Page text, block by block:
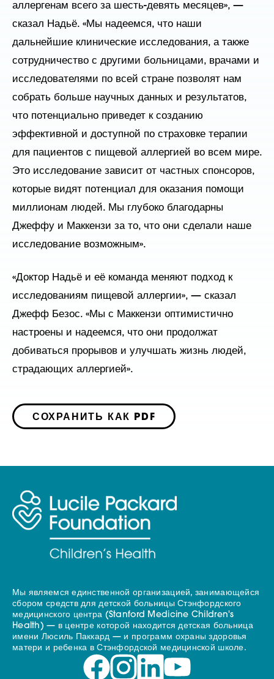
аллергенам всего за шесть-девять месяцев», —
сказал Надьё. «Мы надеемся, что наши
дальнейшие клинические исследования, а также
сотрудничество с другими больницами, врачами и
исследователями по всей стране позволят нам
собрать больше научных данных и результатов,
что потенциально приведет к созданию
эффективной и доступной по страховке терапии
для пациентов с пищевой аллергией во всем мире.
Это исследование зависит от частных спонсоров,
которые видят потенциал для оказания помощи
миллионам людей. Мы глубоко благодарны
Джеффу и Маккензи за то, что они сделали наше
исследование возможным».
«Доктор Надьё и её команда меняют подход к
исследованиям пищевой аллергии», — сказал
Джефф Безос. «Мы с Маккензи оптимистично
настроены и надеемся, что они продолжат
добиваться прорывов и улучшать жизнь людей,
страдающих аллергией».
СОХРАНИТЬ КАК PDF
Мы являемся единственной организацией, занимающейся
сбором средств для детской больницы Стэнфордского
медицинского центра (Stanford Medicine Children's
Health) — в центре которой находится детская больница
имени Люсиль Паккард — и программ охраны здоровья
матери и ребенка в Стэнфордской медицинской школе.